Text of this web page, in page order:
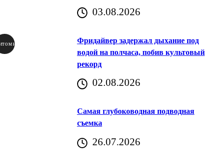
03.08.2026
Фридайвер задержал дыхание под
водой на полчаса, побив культовый
рекорд
02.08.2026
Самая глубоководная подводная
съемка
26.07.2026